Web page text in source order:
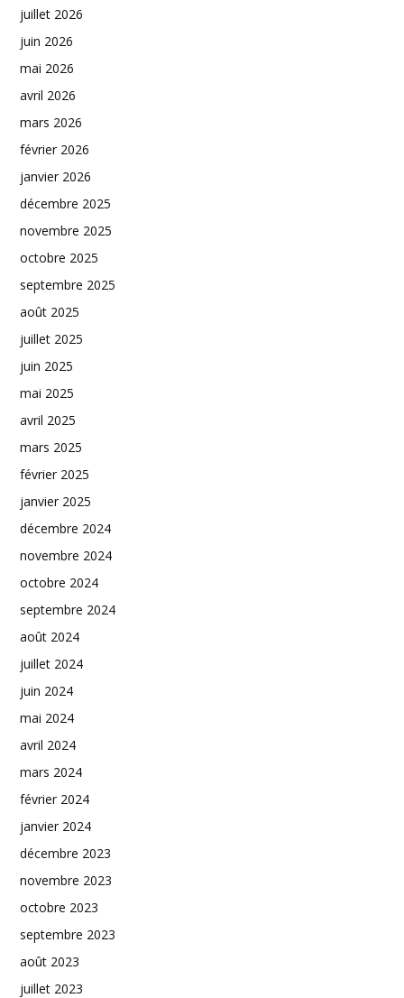
juillet 2026
juin 2026
mai 2026
avril 2026
mars 2026
février 2026
janvier 2026
décembre 2025
novembre 2025
octobre 2025
septembre 2025
août 2025
juillet 2025
juin 2025
mai 2025
avril 2025
mars 2025
février 2025
janvier 2025
décembre 2024
novembre 2024
octobre 2024
septembre 2024
août 2024
juillet 2024
juin 2024
mai 2024
avril 2024
mars 2024
février 2024
janvier 2024
décembre 2023
novembre 2023
octobre 2023
septembre 2023
août 2023
juillet 2023